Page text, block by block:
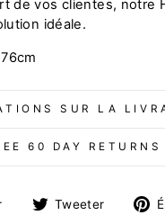
de vos clientes, notre
idéale.
SUR LA
60 DAY RETURNS
PartagerTweeter